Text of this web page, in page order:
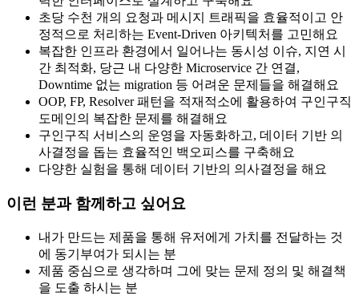
초당 수천 개의 요청과 메시지 트래픽을 효율적이고 안
정적으로 처리하는 Event-Driven 아키텍처를 고민해요
복잡한 인프라 환경에서 일어나는 동시성 이슈, 지연 시
간 최적화, 당근 내 다양한 Microservice 간 연결,
Downtime 없는 migration 등 어려운 문제들을 해결해요
OOP, FP, Resolver 패턴을 적재적소에 활용하여 구인구직
도메인의 복잡한 문제를 해결해요
구인구직 서비스의 운영을 자동화하고, 데이터 기반 의
사결정을 돕는 효율적인 백오피스를 구축해요
다양한 실험을 통해 데이터 기반의 의사결정을 해요
이런 분과 함께하고 싶어요
내가 만드는 제품을 통해 유저에게 가치를 전달하는 것
에 동기부여가 되시는 분
제품 중심으로 생각하며 그에 맞는 문제 정의 및 해결책
을 도출 하시는 분